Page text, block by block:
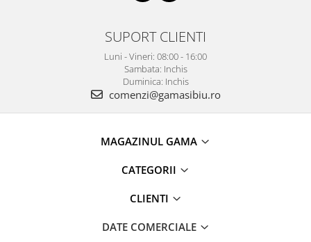
SUPORT CLIENTI
Luni - Vineri: 08:00 - 16:00
Sambata: Inchis
Duminica: Inchis
comenzi@gamasibiu.ro
MAGAZINUL GAMA
CATEGORII
CLIENTI
DATE COMERCIALE